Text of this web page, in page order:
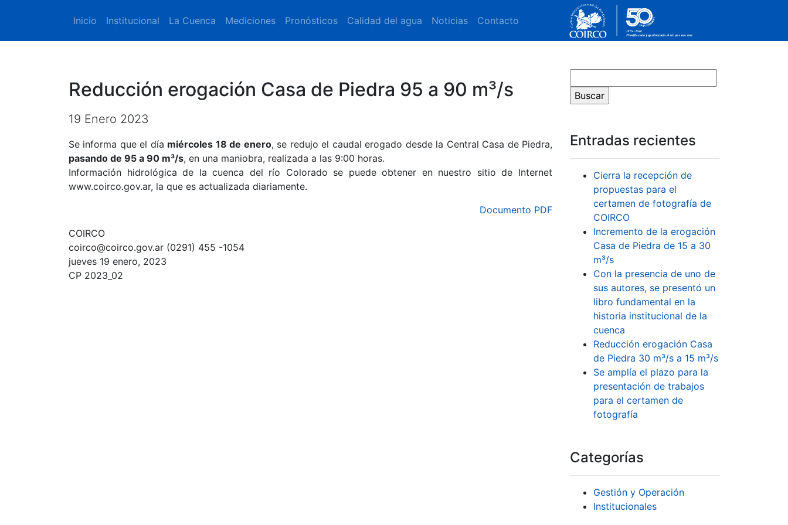
Inicio Institucional La Cuenca Mediciones Pronósticos Calidad del agua Noticias Contacto
Reducción erogación Casa de Piedra 95 a 90 m³/s
19 Enero 2023
Se informa que el día miércoles 18 de enero, se redujo el caudal erogado desde la Central Casa de Piedra,
pasando de 95 a 90 m³/s, en una maniobra, realizada a las 9:00 horas.
Información hidrológica de la cuenca del río Colorado se puede obtener en nuestro sitio de Internet
www.coirco.gov.ar, la que es actualizada diariamente.
Documento PDF
COIRCO
coirco@coirco.gov.ar (0291) 455 -1054
jueves 19 enero, 2023
CP 2023_02
Entradas recientes
Cierra la recepción de
propuestas para el
certamen de fotografía de
COIRCO
Incremento de la erogación
Casa de Piedra de 15 a 30
m³/s
Con la presencia de uno de
sus autores, se presentó un
libro fundamental en la
historia institucional de la
cuenca
Reducción erogación Casa
de Piedra 30 m³/s a 15 m³/s
Se amplía el plazo para la
presentación de trabajos
para el certamen de
fotografía
Categorías
Gestión y Operación
Institucionales